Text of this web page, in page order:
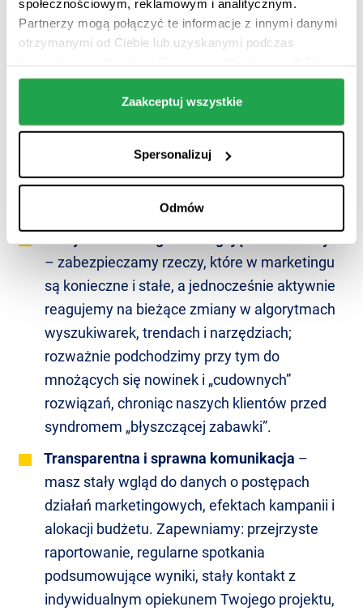
społecznościowym, reklamowym i analitycznym.
Partnerzy mogą połączyć te informacje z innymi danymi
otrzymanymi od Ciebie lub uzyskanymi podczas
do naszejPolityki Prywatności i RODO.
Zaakceptuj wszystkie
Spersonalizuj
Odmów
do specyfiki Twojego biznesu– zanim
zaczniemy dla Ciebie działać,
przeanalizujemy Twoją ofertę, branżę i
oczekiwania Twoich klientów; sprawdzimy,
jak działają Twoi konkurenci. Dopiero na tej
podstawie wybierzemy adekwatne
rozwiązania z najwyższym potencjałem
– zabezpieczamy rzeczy, które w marketingu
są konieczne i stałe, a jednocześnie aktywnie
reagujemy na bieżące zmiany w algorytmach
wyszukiwarek, trendach i narzędziach;
rozważnie podchodzimy przy tym do
mnożących się nowinek i „cudownych”
rozwiązań, chroniąc naszych klientów przed
syndromem „błyszczącej zabawki”.
Transparentna i sprawna komunikacja –
masz stały wgląd do danych o postępach
działań marketingowych, efektach kampanii i
alokacji budżetu. Zapewniamy: przejrzyste
raportowanie, regularne spotkania
podsumowujące wyniki, stały kontakt z
indywidualnym opiekunem Twojego projektu,